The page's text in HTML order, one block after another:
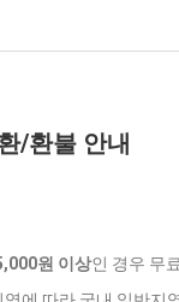
/환불 안내
원 이상인 경우 무